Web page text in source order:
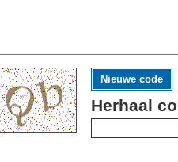
Nieuwe code
Herhaal